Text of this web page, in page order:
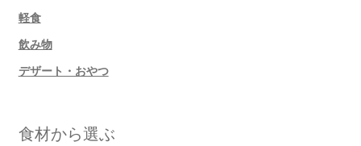
軽食
飲み物
デザート・おやつ
食材から選ぶ